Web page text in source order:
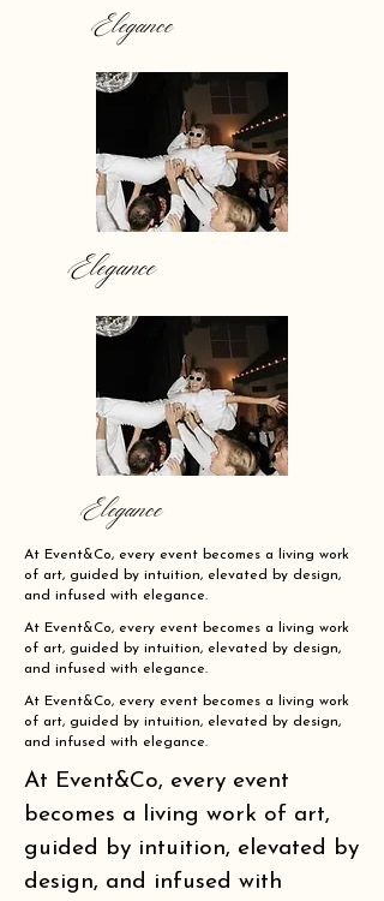
Elegance
Elegance
Elegance
At Event&Co, every event becomes a living work
of art, guided by intuition, elevated by design,
and infused with elegance.
At Event&Co, every event becomes a living work
of art, guided by intuition, elevated by design,
and infused with elegance.
At Event&Co, every event becomes a living work
of art, guided by intuition, elevated by design,
and infused with elegance.
At Event&Co, every event
becomes a living work of art,
guided by intuition, elevated by
design, and infused with